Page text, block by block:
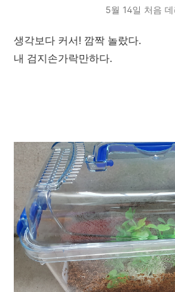
5월 14일 처음
생각보다 커서! 깜짝 놀랐다.
내 검지손가락만하다.